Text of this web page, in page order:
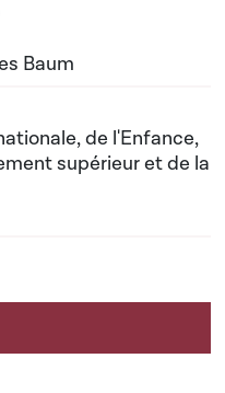
Baum
de l'Enfance,
supérieur et de la